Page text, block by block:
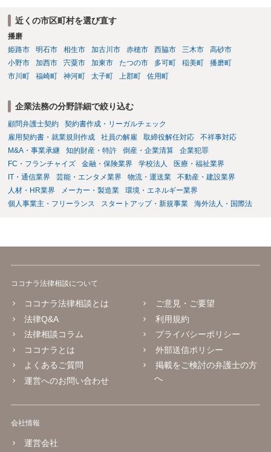
思決定や寄付のタイミングがどのように設定されているのかなど、具
体的なサービスの座組を踏まえて検討する必要があります。 そのた
め、現在検討されているアプリについて、資金移動業に該当する可能
性があるか、また、該当する場合にどのようなサービス設計にすれば
資金移動業に該当しない形（収納代行など）で運用できるかについて
近くの市区町村を選び直す
播磨
姫路市
明石市 相生市 加古川市 赤穂市 西脇市 三木市
高砂市
小野市
加西市 宍粟市 加東市 たつの市 多可町 稲美町
播磨町
市川町
福崎町 神河町 太子町 上郡町 佐用町
企業法務の分野詳細で絞り込む
顧問弁護士契約
契約書作成・リーガルチェック
雇用契約書・就業規則作成
社員の解雇 取締役解任対応
不祥事対応
M&A・事業承継
知的財産・特許 倒産・企業清算
企業犯罪
FC・フランチャイズ
金融・保険業界 学校法人
医療・福祉業界
IT・通信業界
芸能・エンタメ業界 物流・運送業
不動産・建設業界
人材・HR業界
メーカー・製造業
環境・エネルギー業界
個人事業主・フリーランス
スタートアップ・新規事業 海外法人・国際法
ココナラ法律相談について
ココナラ法律相談とは
法律Q&A
法律相談コラム
ココナラとは
よくあるご質問
運営へのお問い合わせ
ご意見・ご要望
利用規約
プライバシーポリシー
外部送信ポリシー
掲載をご検討の弁護士の方
へ
会社情報
運営会社